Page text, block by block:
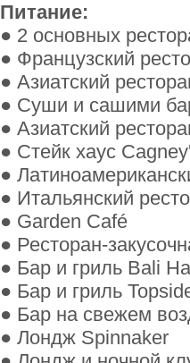
Питание:
● 2 основных
● Французский
● Азиатский
● Суши и сашими
● Азиатский
● Стейк хаус
●
● Итальянский
● Garden Café
● Ресторан-
● Бар и гриль Bali
● Бар и гриль
● Бар на свежем
● Лондж Spinnaker